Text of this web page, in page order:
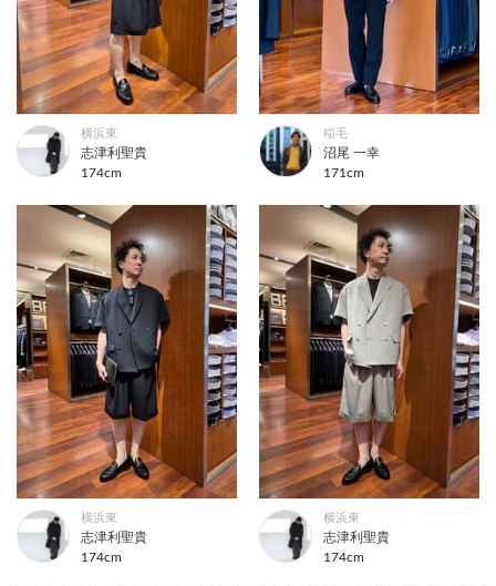
横浜東
志津利聖貴
174cm
稲毛
沼尾 一幸
171cm
横浜東
志津利聖貴
174cm
横浜東
志津利聖貴
174cm